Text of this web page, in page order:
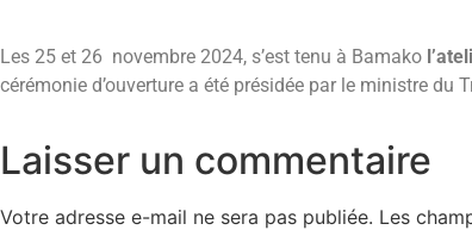
Les 25 et 26 novembre 2024, s’est tenu à Bamako
cérémonie d’ouverture a été présidée par le ministre
Laisser un commentaire
Votre adresse e-mail ne sera pas publiée. Les